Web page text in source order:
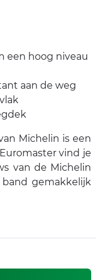
een hoog niveau
aan de weg
Michelin is een
vind je
van de Michelin
band gemakkelijk